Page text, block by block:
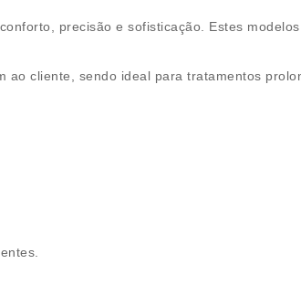
precisão e sofisticação. Estes
cliente, sendo ideal para tratamentos